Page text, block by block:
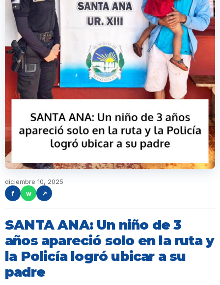
diciembre 10, 2025
f
w ↗
SANTA ANA: Un niño de 3
años apareció solo en la ruta y
la Policía logró ubicar a su
padre